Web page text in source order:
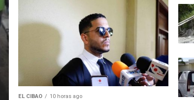
EL CIBAO 10 horas ago